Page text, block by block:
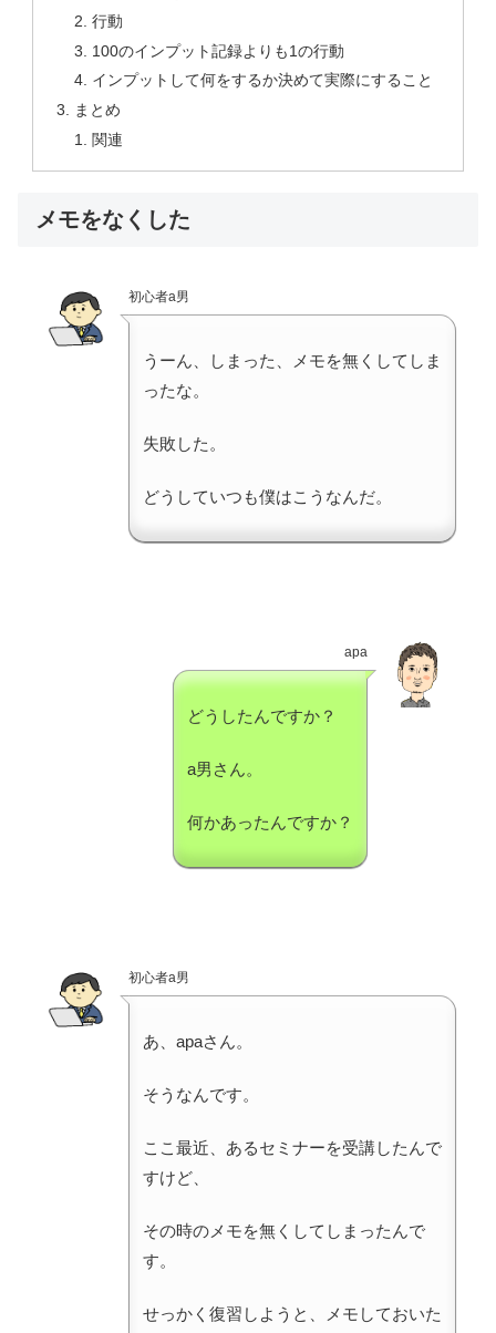
行動
100のインプット記録よりも1の行動
インプットして何をするか決めて実際にすること
まとめ
関連
メモをなくした
初心者a男
うーん、しまった、メモを無くしてしま
ったな。
失敗した。
どうしていつも僕はこうなんだ。
apa
どうしたんですか？
a男さん。
何かあったんですか？
初心者a男
あ、apaさん。
そうなんです。
ここ最近、あるセミナーを受講したんで
すけど、
その時のメモを無くしてしまったんで
す。
せっかく復習しようと、メモしておいた